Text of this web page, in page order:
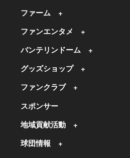
ファーム
ファンエンタメ
バンテリンドーム
グッズショップ
ファンクラブ
スポンサー
地域貢献活動
球団情報